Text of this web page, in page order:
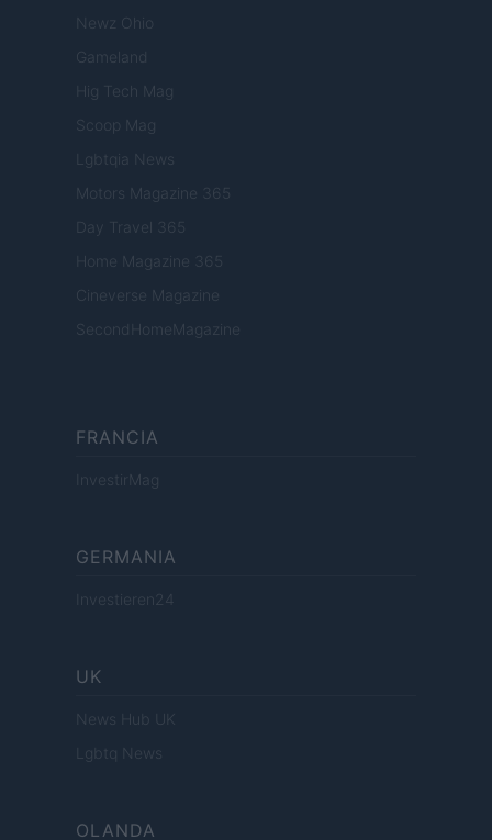
Newz Ohio
Gameland
Hig Tech Mag
Scoop Mag
Lgbtqia News
Motors Magazine 365
Day Travel 365
Home Magazine 365
Cineverse Magazine
SecondHomeMagazine
FRANCIA
InvestirMag
GERMANIA
Investieren24
UK
News Hub UK
Lgbtq News
OLANDA